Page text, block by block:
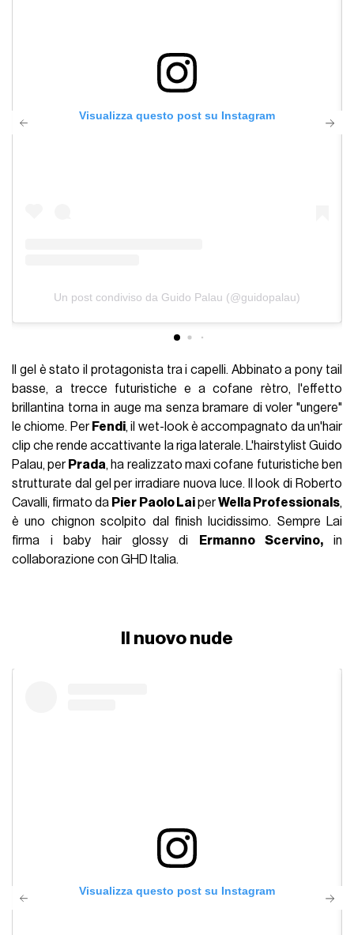
Visualizza questo post su Instagram
Un post condiviso da Guido Palau (@guidopalau)
Il gel è stato il protagonista tra i capelli. Abbinato a pony tail
basse, a trecce futuristiche e a cofane rètro, l'effetto
brillantina torna in auge ma senza bramare di voler "ungere"
le chiome. Per Fendi, il wet-look è accompagnato da un'hair
clip che rende accattivante la riga laterale. L'hairstylist Guido
Palau, perPrada, ha realizzato maxi cofane futuristiche ben
strutturate dal gel per irradiare nuova luce. Il look di Roberto
Cavalli, firmato da Pier Paolo LaiperWella Professionals,
è uno chignon scolpito dal finish lucidissimo. Sempre Lai
firma i baby hair glossy di
Ermanno Scervino, in
collaborazione con GHD Italia.
Il nuovo nude
Visualizza questo post su Instagram